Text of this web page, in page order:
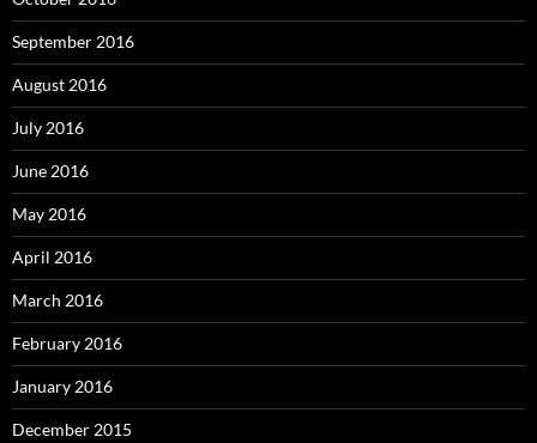
September 2016
August 2016
July 2016
June 2016
May 2016
April 2016
March 2016
February 2016
January 2016
December 2015